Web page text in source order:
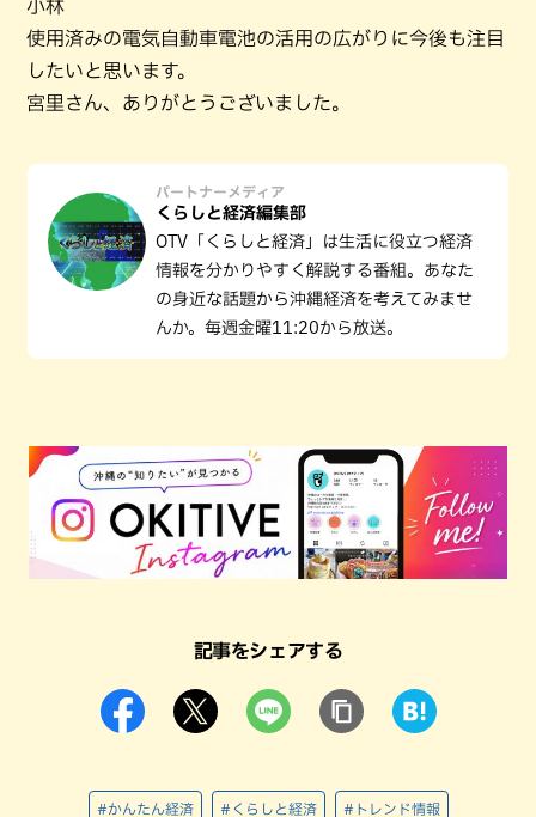
小林
使用済みの電気自動車電池の活用の広がりに今後も注目
したいと思います。
宮里さん、ありがとうございました。
パートナーメディア
くらしと経済編集部
OTV「くらしと経済」は生活に役立つ経済
情報を分かりやすく解説する番組。あなた
の身近な話題から沖縄経済を考えてみませ
んか。毎週金曜11:20から放送。
記事をシェアする
#かんたん経済 #くらしと経済 #トレンド情報